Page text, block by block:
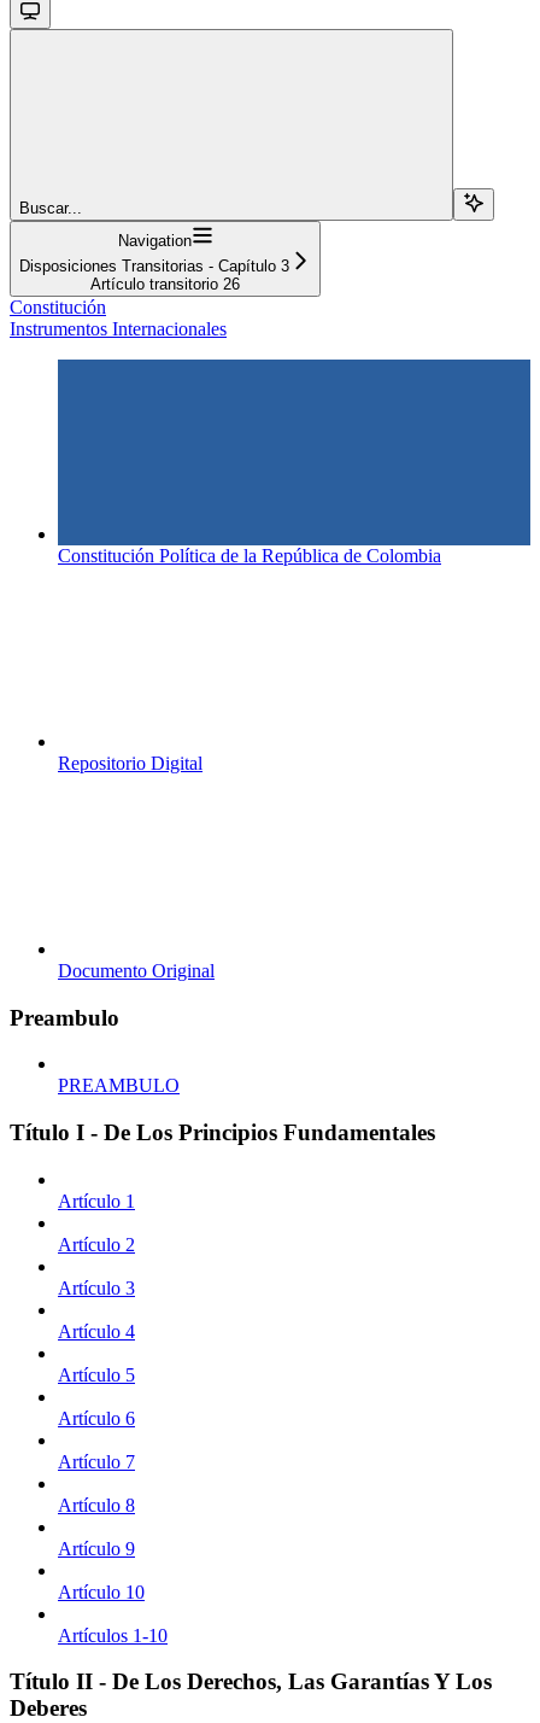
Buscar...
Navigation
Disposiciones Transitorias - Capítulo 3
Artículo transitorio 26
Constitución
Instrumentos Internacionales
Constitución Política de la República de Colombia
Repositorio Digital
Documento Original
Preambulo
PREAMBULO
Título I - De Los Principios Fundamentales
Artículo 1
Artículo 2
Artículo 3
Artículo 4
Artículo 5
Artículo 6
Artículo 7
Artículo 8
Artículo 9
Artículo 10
Artículos 1-10
Título II - De Los Derechos, Las Garantías Y Los
Deberes